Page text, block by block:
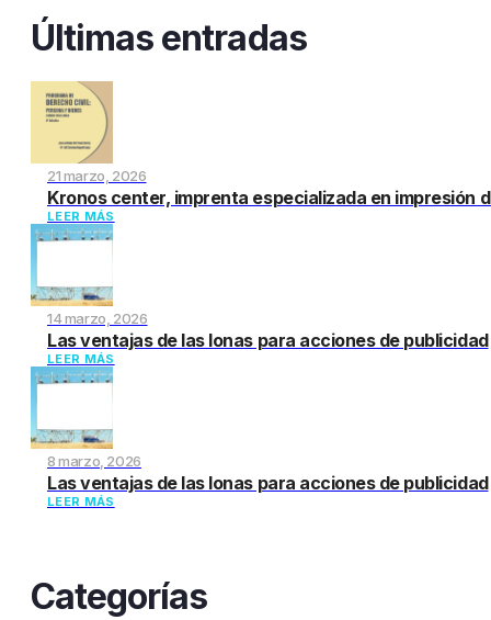
Últimas entradas
21 marzo, 2026
Kronos center, imprenta especializada en impresión
LEER MÁS
14 marzo, 2026
Las ventajas de las lonas para acciones de publicidad
LEER MÁS
8 marzo, 2026
Las ventajas de las lonas para acciones de publicidad
LEER MÁS
Categorías